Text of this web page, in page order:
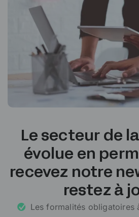
Le secteur de
évolue en
recevez notre
restez à
Les formalités obligatoires